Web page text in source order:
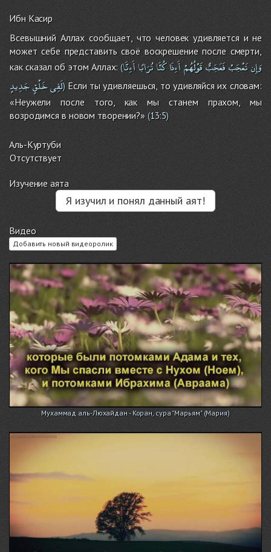
Ибн Касир
Всевышний Аллах сообщает, что человек удивляется и не
может себе представить своё воскрешение после смерти,
как сказал об этом Аллах: ( وَإِنتَعْجَبْفَعَجَبٌقَوْلُهُمْأَءِذَاكُنَّاتُرَابًاأَءِنَّا
لَفِىخَلْقٍجَدِيدٍ )Если ты удивляешься, то удивляйся их словам:
«Неужели после того, как мы станем прахом, мы
возродимся в новом творении?» (13:5)
Аль-Куртуби
Отсутствует
Изучение аята
Я изучил и понял данный аят!
Видео
Добавить новый видеоролик
Мухаммад аль-Люхайдан - Коран, сура "Марьям" (Мария)